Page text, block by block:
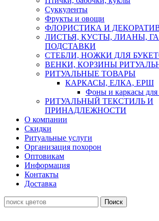
Суккуленты
Фрукты и овощи
ФЛОРИСТИКА И
ЛИСТЬЯ, КУСТЫ, ЛИАНЫ,
ПОДСТАВКИ
СТЕБЛИ, НОЖКИ ДЛЯ
ВЕНКИ, КОРЗИНЫ
РИТУАЛЬНЫЕ ТОВАРЫ
КАРКАСЫ, ЕЛКА, ЕРШ
Фоны и каркасы для
РИТУАЛЬНЫЙ ТЕКСТИЛЬ И
ПРИНАДЛЕЖНОСТИ
О компании
Скидки
Ритуальные услуги
Организация похорон
Оптовикам
Информация
Контакты
Доставка